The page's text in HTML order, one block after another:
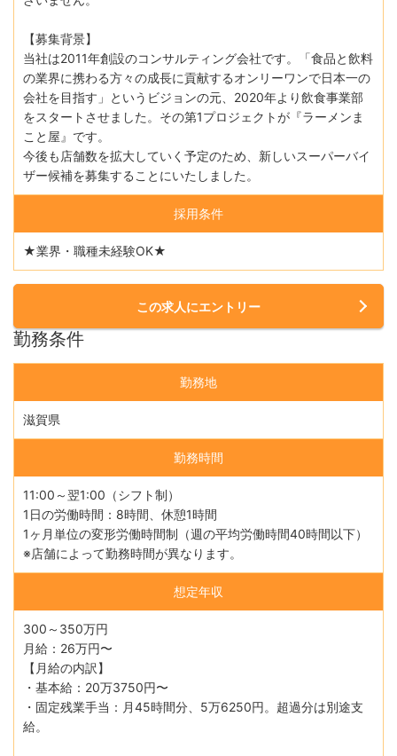
【募集背景】
当社は2011年創設のコンサルティング会社です。「食品と飲料
の業界に携わる方々の成長に貢献するオンリーワンで日本一の
会社を目指す」というビジョンの元、2020年より飲食事業部
をスタートさせました。その第1プロジェクトが『ラーメンま
こと屋』です。
今後も店舗数を拡大していく予定のため、新しいスーパーバイ
ザー候補を募集することにいたしました。
採用条件
★業界・職種未経験OK★
この求人にエントリー
勤務条件
勤務地
滋賀県
勤務時間
11:00～翌1:00（シフト制）
1日の労働時間：8時間、休憩1時間
1ヶ月単位の変形労働時間制（週の平均労働時間40時間以下）
※店舗によって勤務時間が異なります。
想定年収
300～350万円
月給：26万円〜
【月給の内訳】
・基本給：20万3750円〜
・固定残業手当：月45時間分、5万6250円。超過分は別途支
給。